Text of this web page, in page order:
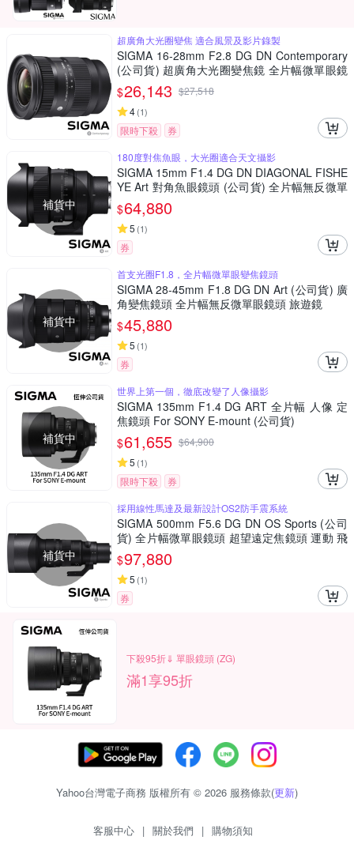
超廣角大光圈變焦 適合風景及影片錄製
SIGMA 16-28mm F2.8 DG DN Contemporary
(公司貨) 超廣角大光圈變焦鏡 全片幅微單眼鏡
頭
$26,143 $27,518
4(1)
限時下殺 券
補貨中
180度對焦魚眼，大光圈適合天文攝影
SIGMA 15mm F1.4 DG DN DIAGONAL FISHE
YE Art 對角魚眼鏡頭 (公司貨) 全片幅無反微單
眼鏡頭 適合拍攝星空、銀河、螢火蟲
$64,880
5 (1)
券
補貨中
首支光圈F1.8，全片幅微單眼變焦鏡頭
SIGMA 28-45mm F1.8 DG DN Art (公司貨) 廣
角變焦鏡頭 全片幅無反微單眼鏡頭 旅遊鏡
$45,880
5 (1)
券
補貨中
世界上第一個，徹底改變了人像攝影
SIGMA 135mm F1.4 DG ART 全片幅 人像 定
焦鏡頭 For SONY E-mount (公司貨)
$61,655 $64,900
5 (1)
限時下殺 券
補貨中
採用線性馬達及最新設計OS2防手震系統
SIGMA 500mm F5.6 DG DN OS Sports (公司
貨) 全片幅微單眼鏡頭 超望遠定焦鏡頭 運動 飛
羽攝影 拍鳥
$97,880
5 (1)
券
下殺95折⇓ 單眼鏡頭 (ZG)
滿1享95折
Yahoo台灣電子商務 版權所有 © 2026 服務條款(更新)
客服中心 | 關於我們 | 購物須知